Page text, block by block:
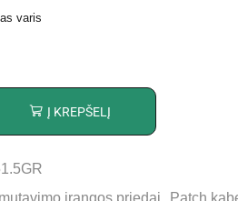
varis
Į KREPŠELĮ